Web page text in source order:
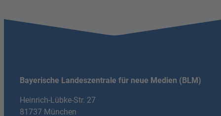
Bayerische Landeszentrale für neue Medien (BLM)
Heinrich-Lübke-Str. 27
81737 München